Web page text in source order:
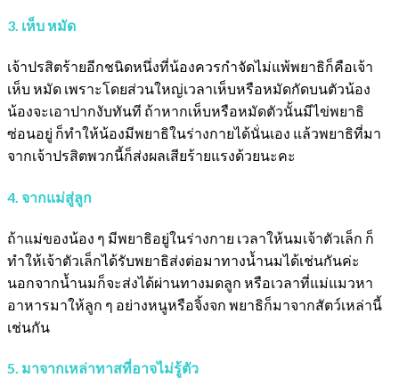
3. เห็บ หมัด
เจ้าปรสิตร้ายอีกชนิดหนึ่งที่น้องควรกำจัดไม่แพ้พยาธิก็คือเจ้า
เห็บ หมัด เพราะโดยส่วนใหญ่เวลาเห็บหรือหมัดกัดบนตัวน้อง
น้องจะเอาปากงับทันที ถ้าหากเห็บหรือหมัดตัวนั้นมีไข่พยาธิ
ซ่อนอยู่ ก็ทำให้น้องมีพยาธิในร่างกายได้นั่นเอง แล้วพยาธิที่มา
จากเจ้าปรสิตพวกนี้ก็ส่งผลเสียร้ายแรงด้วยนะคะ
4. จากแม่สู่ลูก
ถ้าแม่ของน้อง ๆ มีพยาธิอยู่ในร่างกาย เวลาให้นมเจ้าตัวเล็ก ก็
ทำให้เจ้าตัวเล็กได้รับพยาธิส่งต่อมาทางน้ำนมได้เช่นกันค่ะ
นอกจากน้ำนมก็จะส่งได้ผ่านทางมดลูก หรือเวลาที่แม่แมวหา
อาหารมาให้ลูก ๆ อย่างหนูหรือจิ้งจก พยาธิก็มาจากสัตว์เหล่านี้
เช่นกัน
5. มาจากเหล่าทาสที่อาจไม่รู้ตัว